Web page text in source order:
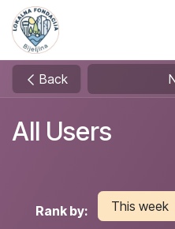
Skip to Content
Back
All Users
Rank by: This week